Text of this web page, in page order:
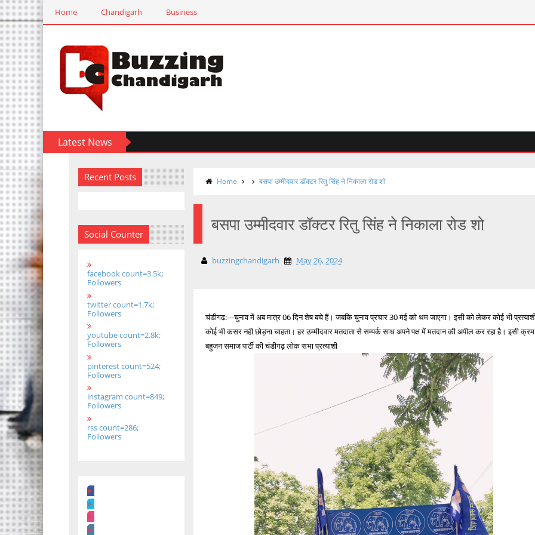
Home Chandigarh Business
Latest News
Recent Posts
Social Counter
facebook count=3.5k;
Followers
twitter count=1.7k;
Followers
youtube count=2.8k;
Followers
pinterest count=524;
Followers
instagram count=849;
Followers
rss count=286;
Followers
Home बसपा उम्मीदवार डॉक्टर रितु सिंह ने निकाला रोड शो
बसपा उम्मीदवार डॉक्टर रितु सिंह ने निकाला रोड शो
buzzingchandigarh May 26, 2024
चंडीगढ़:---चुनाव में अब मात्र 06 दिन शेष बचे हैं। जबकि चुनाव प्रचार 30 मई को थम जाएगा। इसी को लेकर कोई भी
कोई भी कसर नही छोड़ना चाहता। हर उम्मीदवार मतदाता से सम्पर्क साध अपने पक्ष में मतदान की अपील कर रहा है। इसी
बहुजन समाज पार्टी की चंडीगढ़ लोक सभा प्रत्याशी